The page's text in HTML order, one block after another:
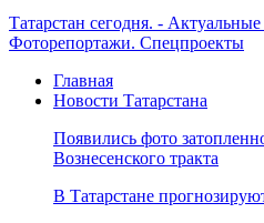
Татарстан сегодня. -
Фоторепортажи. Спецпроекты
Главная
Новости Татарстана
Появились фото
Вознесенского тракта
В Татарстане